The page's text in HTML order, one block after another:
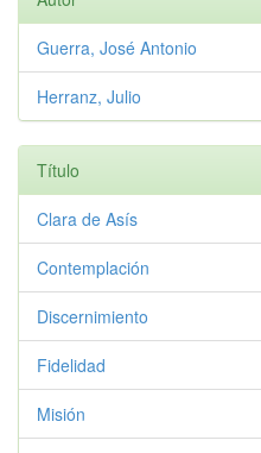
Guerra, José Antonio
Herranz, Julio
Título
Clara de Asís
Contemplación
Discernimiento
Fidelidad
Misión